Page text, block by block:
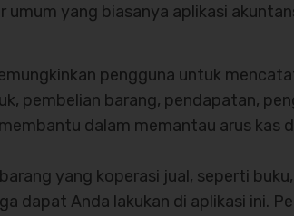
yang biasanya aplikasi
pengguna untuk
pembelian barang, pendapatan,
dalam memantau arus kas
yang koperasi jual, seperti
dapat Anda lakukan di aplikasi ini.